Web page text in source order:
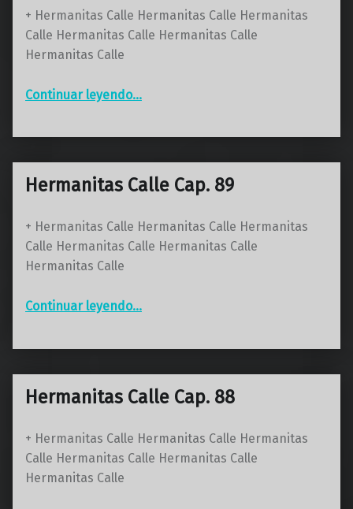
+ Hermanitas Calle Hermanitas Calle Hermanitas
Calle Hermanitas Calle Hermanitas Calle
Hermanitas Calle
Continuar leyendo…
Hermanitas Calle Cap. 89
+ Hermanitas Calle Hermanitas Calle Hermanitas
Calle Hermanitas Calle Hermanitas Calle
Hermanitas Calle
Continuar leyendo…
Hermanitas Calle Cap. 88
+ Hermanitas Calle Hermanitas Calle Hermanitas
Calle Hermanitas Calle Hermanitas Calle
Hermanitas Calle